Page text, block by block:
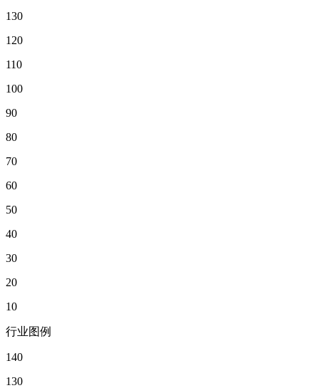
130
120
110
100
90
80
70
60
50
40
30
20
10
行业图例
140
130